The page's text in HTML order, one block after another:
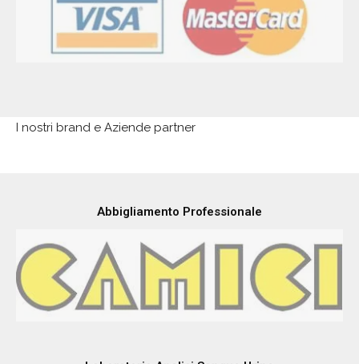
I nostri brand e Aziende partner
Abbigliamento Professionale